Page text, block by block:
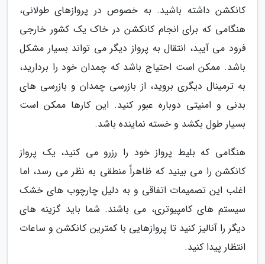
کانکشن داشته باشید. به خصوص در پروازهای طولانی،
هنگامی که برای انجام کانکشن در خاک یک کشور خارجی
فرود می آیید، انتقال به پرواز دیگر می تواند بسیار مشکل
باشد. ممکن است احتیاج باشد که چمدان خود را بردارید،
به ترمینال دیگری بروید، از بازرسی چمدان و بازرسی های
بدنی و امنیتی دوباره عبور کنید. این کارها ممکن است
بسیار طول بکشد و خسته نماینده باشد.
هنگامی که بلیط پرواز خود را رزرو می کنید، یک پرواز
کانکشن را می بینید که ظاهراً منطقی به نظر می رسد، اما
اغلب این تصمیمات اتفاقی و به دلیل چارچوب های خشک
سیستم های کامپیوتری، می باشند. شما باید گزینه های
دیگر را آنالیز کنید تا پروازهایی با کمترین کانکشن و ساعات
انتظار پیدا کنید.